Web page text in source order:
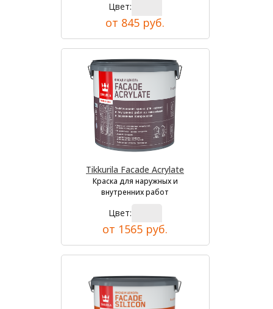
Цвет:
от 845 руб.
Tikkurila Facade Acrylate
Краска для наружных и
внутренних работ
Цвет:
от 1565 руб.